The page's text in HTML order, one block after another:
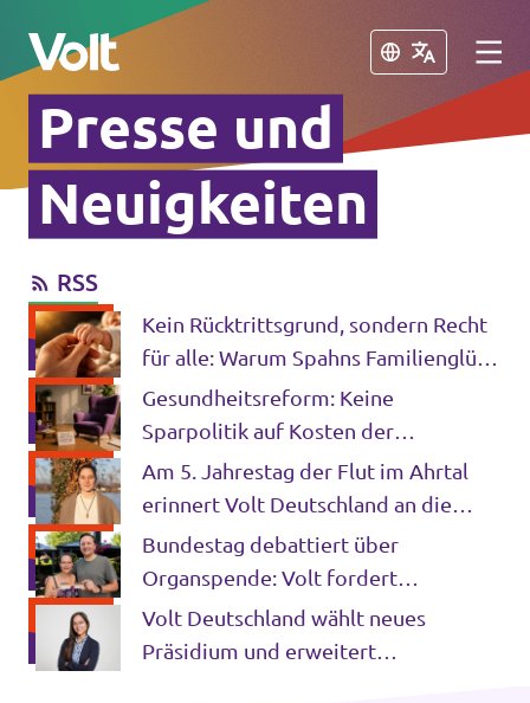
Schließen
Volt in Deutschland
Volt in deinem Bundesland
Volt Deutschland Merchandise Shop
Schließen
Programm
Über Volt
Menschen
Neuigkeiten
Unsere Events
Presse und
Neuigkeiten
RSS
Kein Rücktrittsgrund, sondern Recht
für alle: Warum Spahns Familienglück
kein Privileg bleiben darf
Gesundheitsreform: Keine
Sparpolitik auf Kosten der
psychischen Gesundheit
Am 5. Jahrestag der Flut im Ahrtal
erinnert Volt Deutschland an die
Opfer der Klimakrise und fordert
entschlossenes Handeln
Bundestag debattiert über
Organspende: Volt fordert
Einführung der
Widerspruchsregelung
Volt Deutschland wählt neues
Präsidium und erweitert